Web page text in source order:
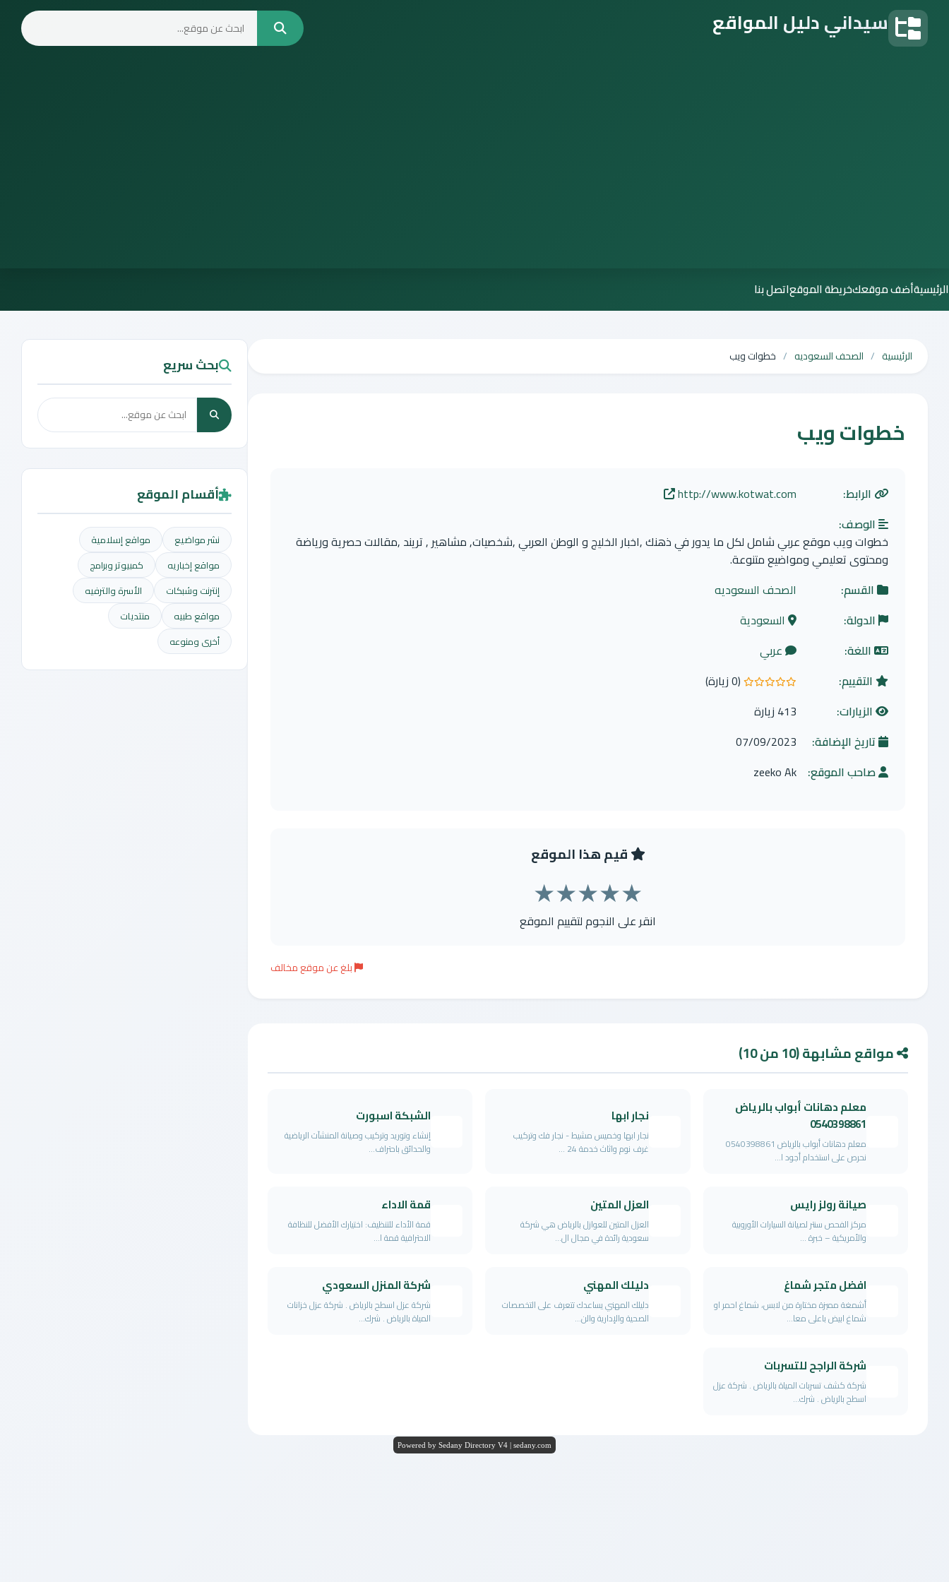
سيداني دليل المواقع
الرئيسيةأضف موقعكخريطة الموقعاتصل بنا
الرئيسية الصحف السعوديه خطوات ويب
خطوات ويب
الرابط:
http://www.kotwat.com
الوصف:
خطوات ويب موقع عربي شامل لكل ما يدور في ذهنك ,اخبار الخليج و الوطن العربي ,شخصيات, مشاهير , تريند ,مقالات حصرية ورياضة
ومحتوى تعليمي ومواضيع متنوعة.
القسم:
الصحف السعوديه
الدولة:
السعودية
اللغة:
عربي
التقييم:
0.0 من 5 نجوم
(0 زيارة)
الزيارات:
413 زيارة
تاريخ الإضافة:
07/09/2023
صاحب الموقع: zeeko Ak
قيم هذا الموقع
★
★
★
★
★
انقر على النجوم لتقييم الموقع
بلغ عن موقع مخالف
مواقع مشابهة (10 من 10)
معلم دهانات أبواب بالرياض
0540398861
معلم دهانات أبواب بالرياض 0540398861
نحرص على استخدام أجود ا...
نجار ابها
نجار ابها وخميس مشيط - نجار فك وتركيب
غرف نوم واثاث خدمة 24 ...
الشبكة اسبورت
إنشاء وتوريد وتركيب وصيانة المنشآت الرياضية
والحدائق باحتراف...
صيانة رولز رايس
مركز الفحص سنتر لصيانة السيارات الأوروبية
والأمريكية – خبرة ...
العزل المتين
العزل المتين للعوازل بالرياض هي شركة
سعودية رائدة في مجال ال...
قمة الاداء
قمة الأداء للتنظيف: اختيارك الأفضل للنظافة
الاحترافية قمة ا...
افضل متجر شماغ
أشمغة مميزة مختارة من لابس، شماغ احمر او
شماغ ابيض باعلى معا...
دليلك المهني
دليلك المهني يساعدك تتعرف على التخصصات
الصحية والإدارية والن...
شركة المنزل السعودي
شركة عزل اسطح بالرياض . شركة عزل خزانات
المياة بالرياض . شرك...
شركة الراجح للتسربات
شركة كشف تسربات المياة بالرياض . شركة عزل
اسطح بالرياض . شرك...
بحث سريع
أقسام الموقع
نشر مواضيع
مواقع إسلامية
مواقع إخباريه
كمبيوتر وبرامج
إنترنت وشبكات
الأسرة والترفيه
مواقع طبيه
منتديات
أخرى ومنوعه
Powered by Sedany Directory V4 | sedany.com